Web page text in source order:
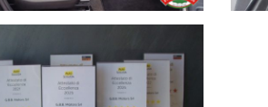
e finanziamo l'auto nuova.
dettagliate in merito ai prodotti